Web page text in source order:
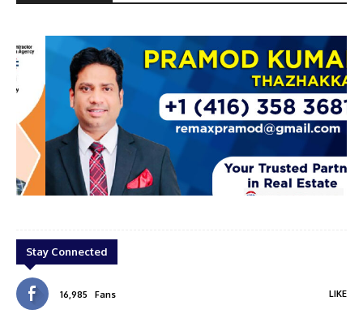
Stay Connected
16,985 Fans LIKE